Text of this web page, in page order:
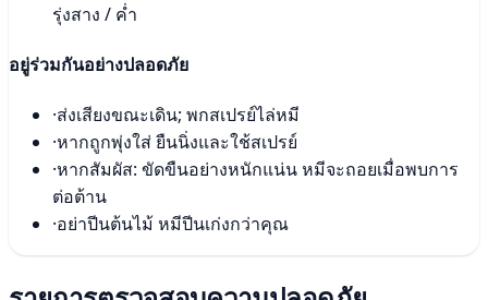
รุ่งสาง / ค่ำ
อยู่ร่วมกันอย่างปลอดภัย
·ส่งเสียงขณะเดิน; พกสเปรย์ไล่หมี
·หากถูกพุ่งใส่ ยืนนิ่งและใช้สเปรย์
·หากสัมผัส: ขัดขืนอย่างหนักแน่น หมีจะถอยเมื่อพบการ
ต่อต้าน
·อย่าปีนต้นไม้ หมีปีนเก่งกว่าคุณ